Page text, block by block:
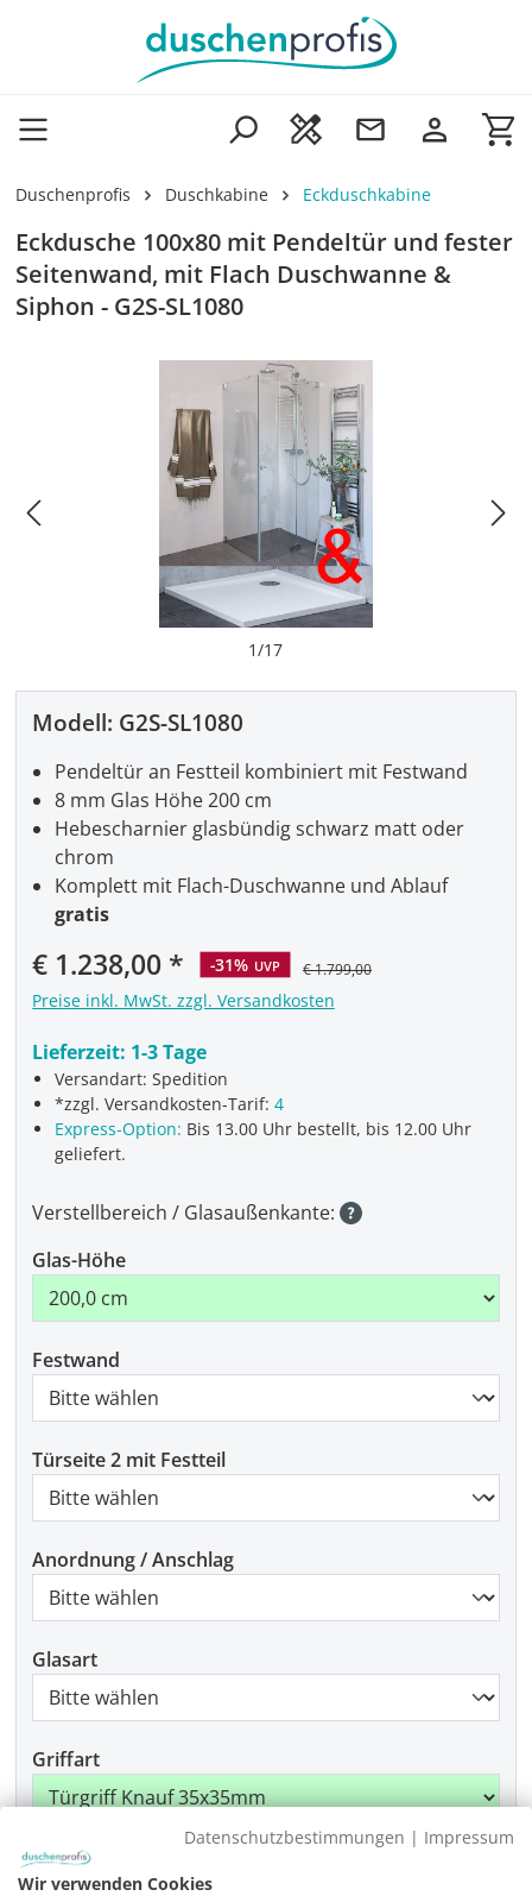
Zum Hauptinhalt springen
Duschenprofis Duschkabine Eckduschkabine
Eckdusche 100x80 mit Pendeltür und fester
Seitenwand, mit Flach Duschwanne &
Siphon - G2S-SL1080
Bildergalerie überspringen
1/17
Modell: G2S-SL1080
Verkaufspreis:
€ 1.238,00 -31% UVP € 1.799,00
Preise inkl. MwSt. zzgl. Versandkosten
Lieferzeit: 1-3 Tage
Versandart: Spedition
*zzgl. Versandkosten-Tarif:4
Express-Option: Bis 13.00 Uhr bestellt, bis 12.00 Uhr
geliefert.
Pendeltür an Festteil kombiniert mit Festwand
8 mm Glas Höhe 200 cm
Hebescharnier glasbündig schwarz matt oder
chrom
Komplett mit Flach-Duschwanne und Ablauf
gratis
Verstellbereich / Glasaußenkante:
Glas-Höhe
Festwand
Türseite 2 mit Festteil
Anordnung / Anschlag
Glasart
Griffart
Beschlagfarbe
Datenschutzbestimmungen | Impressum
Wir verwenden Cookies